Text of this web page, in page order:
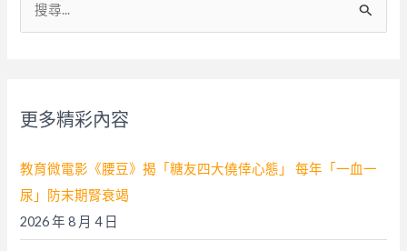
:
更多精彩內容
教育微電影《腰豆》揭「糖友四大僥倖心態」 每年「一血一
尿」防末期腎衰竭
2026 年 8 月 4 日